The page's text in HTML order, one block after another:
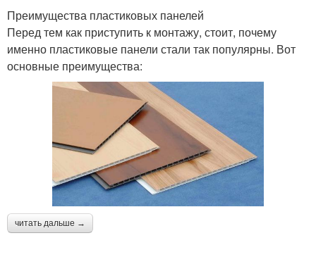
Преимущества пластиковых панелей
Перед тем как приступить к монтажу, стоит, почему
именно пластиковые панели стали так популярны. Вот
основные преимущества:
читать дальше →